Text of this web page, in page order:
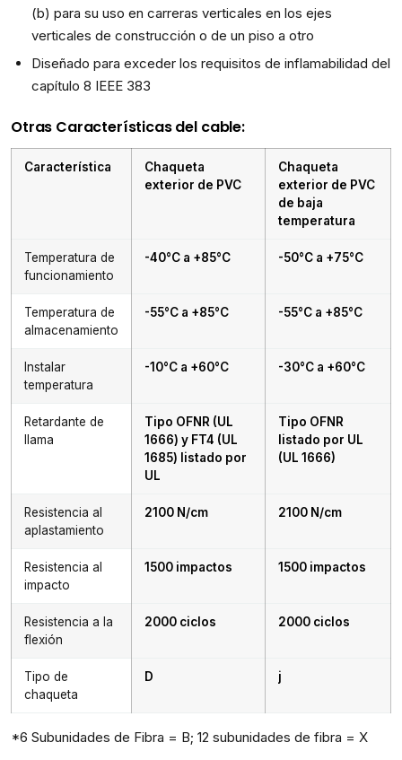
(b) para su uso en carreras verticales en los ejes
verticales de construcción o de un piso a otro
Diseñado para exceder los requisitos de inflamabilidad del
capítulo 8 IEEE 383
Otras Características del cable:
Característica
Chaqueta
exterior de PVC
Chaqueta
exterior de PVC
de baja
temperatura
Temperatura de
funcionamiento
-40°C a +85°C -50°C a +75°C
Temperatura de
almacenamiento
-55°C a +85°C -55°C a +85°C
Instalar
temperatura
-10°C a +60°C -30°C a +60°C
Retardante de
llama
Tipo OFNR (UL
1666) y FT4 (UL
1685) listado por
UL
Tipo OFNR
listado por UL
(UL 1666)
Resistencia al
aplastamiento
2100 N/cm 2100 N/cm
Resistencia al
impacto
1500 impactos 1500 impactos
Resistencia a la
flexión
2000 ciclos 2000 ciclos
Tipo de
chaqueta
D j
*6 Subunidades de Fibra = B; 12 subunidades de fibra = X